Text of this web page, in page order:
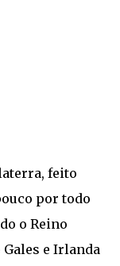
feito
por todo
o Reino
e Irlanda